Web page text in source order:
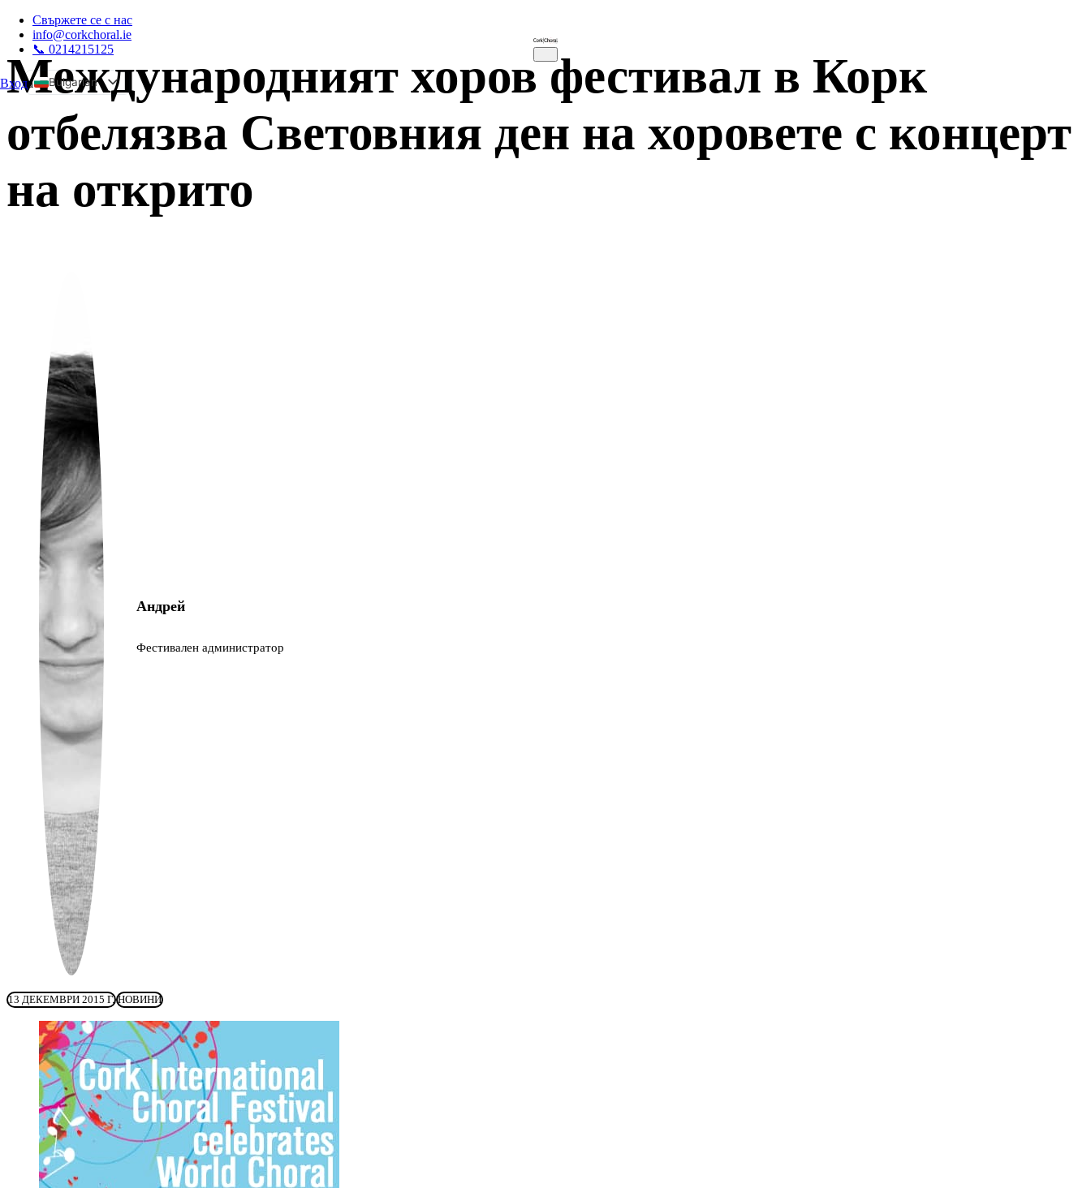
Свържете се с нас
info@corkchoral.ie
📞 0214215125
Входа
Bulgarian
Czech
Danish
Greek
Portuguese
Ukrainian
Международният хоров фестивал в Корк
отбелязва Световния ден на хоровете с концерт
на открито
Андрей
Фестивален администратор
13 ДЕКЕМВРИ 2015 Г. НОВИНИ